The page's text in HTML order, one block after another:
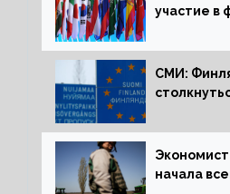
участие в
СМИ:
начала